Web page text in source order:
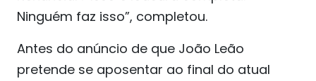
Ninguém faz isso”, completou.
Antes do anúncio de que João Leão
pretende se aposentar ao final do atual